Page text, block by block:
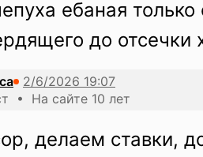
ебаная
до отсечки
• На сайте 10 лет
делаем ставки,